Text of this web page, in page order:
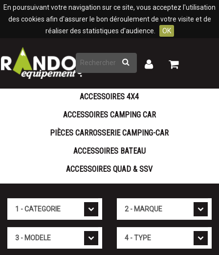
En poursuivant votre navigation sur ce site, vous acceptez l'utilisation
des cookies afin d'assurer le bon déroulement de votre visite et de
réaliser des statistiques d'audience.
OK
Rechercher
Mon
Mon
ACCESSOIRES 4X4
ACCESSOIRES CAMPING CAR
PIÈCES CARROSSERIE CAMPING-CAR
ACCESSOIRES BATEAU
ACCESSOIRES QUAD & SSV
Panneau de gestion des cookies